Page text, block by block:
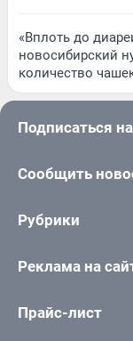
«Вплоть до
новосибирский
количество
Подписаться
Сообщить
Рубрики
Реклама на
Прайс-лист